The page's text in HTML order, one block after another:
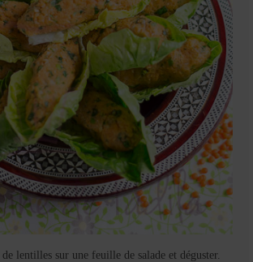
lentilles sur une feuille de salade et déguster.